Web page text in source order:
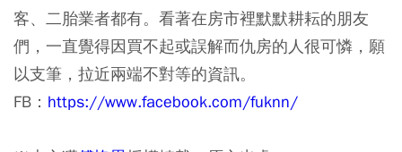
客、二胎業者都有。看著在房市裡默默耕耘的朋友
們，一直覺得因買不起或誤解而仇房的人很可憐，願
以支筆，拉近兩端不對等的資訊。
FB： https://www.facebook.com/fuknn/